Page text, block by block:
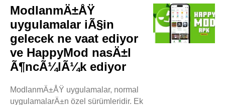
ModlanmÄ±ÅŸ
uygulamalar iÃ§in
gelecek ne vaat ediyor
ve HappyMod nasÄ±l
Ã¶ncÃ¼lÃ¼k ediyor
ModlanmÄ±ÅŸ uygulamalar, normal
uygulamalarÄ±n özel sürümleridir. Ek